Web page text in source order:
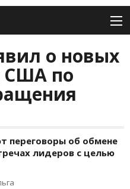
о новых
США по
переговоры об обмене
лидеров с целью